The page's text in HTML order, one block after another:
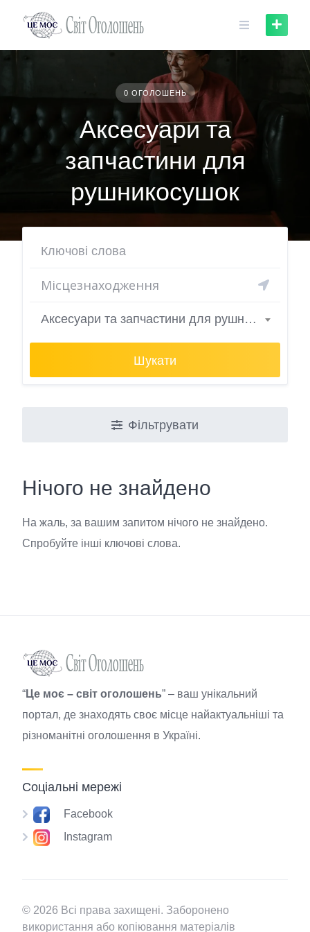
0 ОГОЛОШЕНЬ
Аксесуари та
запчастини для
рушникосушок
Аксесуари та запчастини для рушникосушок
Шукати
Фільтрувати
Нічого не знайдено
На жаль, за вашим запитом нічого не знайдено.
Спробуйте інші ключові слова.
“Це моє – світ оголошень” – ваш унікальний
портал, де знаходять своє місце найактуальніші та
різноманітні оголошення в Україні.
Соціальні мережі
Facebook
Instagram
© 2026 Всі права захищені. Заборонено
використання або копіювання матеріалів